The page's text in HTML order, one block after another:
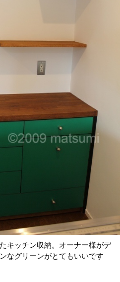
キッチン収納。オーナー様がデ
なグリーンがとてもいいです